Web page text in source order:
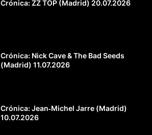
Crónica: ZZ TOP (Madrid) 20.07.2026
Crónica: Nick Cave & The Bad Seeds
(Madrid) 11.07.2026
Crónica: Jean‐Michel Jarre (Madrid)
10.07.2026